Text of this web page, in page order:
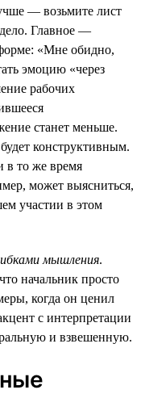
— возьмите лист
Главное —
«Мне обидно,
эмоцию «через
рабочих
станет меньше.
конструктивным.
в то же время
может выясниться,
участии в этом
мышления.
начальник просто
когда он ценил
с интерпретации
и взвешенную.